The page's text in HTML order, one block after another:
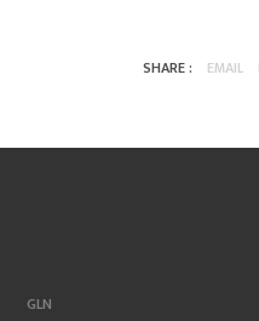
SHARE : EMAIL
GLN